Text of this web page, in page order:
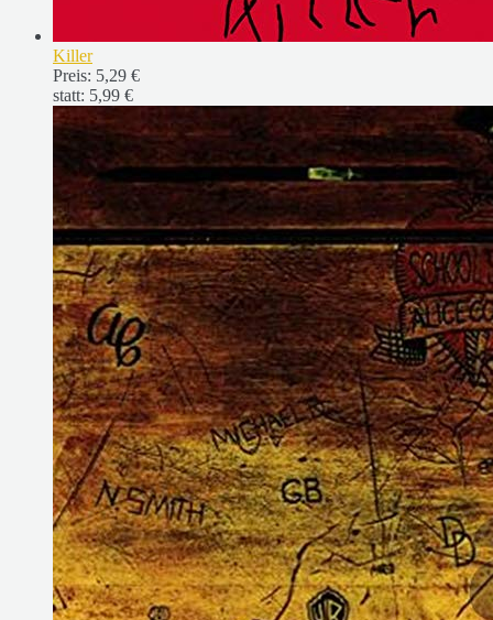
Killer
Preis: 5,29 €
statt: 5,99 €